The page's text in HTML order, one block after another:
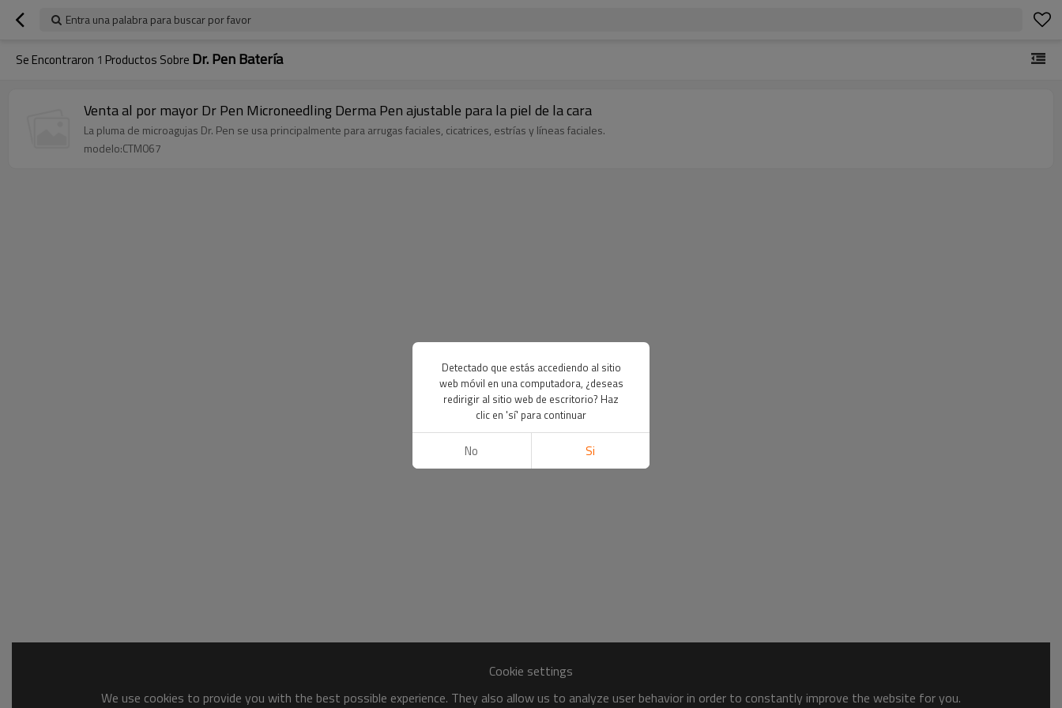
Entra una palabra para buscar por favor
Se Encontraron 1 Productos Sobre Dr. Pen Batería
Venta al por mayor Dr Pen Microneedling Derma Pen ajustable para la piel de la cara
La pluma de microagujas Dr. Pen se usa principalmente para arrugas faciales, cicatrices, estrías y líneas faciales.
modelo:CTM067
Cookie settings
We use cookies to provide you with the best possible experience. They also allow us to analyze user behavior in order to constantly improve the website for you.
Detectado que estás accediendo al sitio
web móvil en una computadora, ¿deseas
redirigir al sitio web de escritorio? Haz
clic en 'sí' para continuar
No Si